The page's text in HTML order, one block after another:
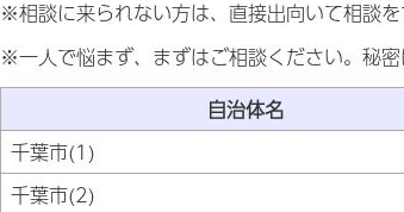
※相談に来られない方は、直接出向いて相談を
※一人で悩まず、まずはご相談ください。秘密
自治体名
千葉市(1)
千葉市(2)